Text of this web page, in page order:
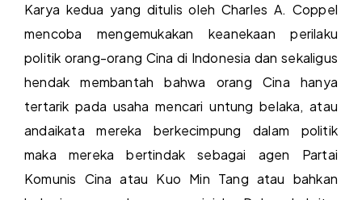
Karya kedua yang ditulis oleh Charles A. Coppel
mencoba mengemukakan keanekaan perilaku
politik orang-orang Cina di Indonesia dan sekaligus
hendak membantah bahwa orang Cina hanya
tertarik pada usaha mencari untung belaka, atau
andaikata mereka berkecimpung dalam politik
maka mereka bertindak sebagai agen Partai
Komunis Cina atau Kuo Min Tang atau bahkan